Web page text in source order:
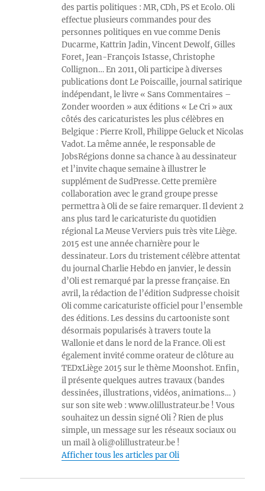
des partis politiques : MR, CDh, PS et Ecolo. Oli
effectue plusieurs commandes pour des
personnes politiques en vue comme Denis
Ducarme, Kattrin Jadin, Vincent Dewolf, Gilles
Foret, Jean-François Istasse, Christophe
Collignon… En 2011, Oli participe à diverses
publications dont Le Poiscaille, journal satirique
indépendant, le livre « Sans Commentaires –
Zonder woorden » aux éditions « Le Cri » aux
côtés des caricaturistes les plus célèbres en
Belgique : Pierre Kroll, Philippe Geluck et Nicolas
Vadot. La même année, le responsable de
JobsRégions donne sa chance à au dessinateur
et l’invite chaque semaine à illustrer le
supplément de SudPresse. Cette première
collaboration avec le grand groupe presse
permettra à Oli de se faire remarquer. Il devient 2
ans plus tard le caricaturiste du quotidien
régional La Meuse Verviers puis très vite Liège.
2015 est une année charnière pour le
dessinateur. Lors du tristement célèbre attentat
du journal Charlie Hebdo en janvier, le dessin
d’Oli est remarqué par la presse française. En
avril, la rédaction de l’édition Sudpresse choisit
Oli comme caricaturiste officiel pour l’ensemble
des éditions. Les dessins du cartooniste sont
désormais popularisés à travers toute la
Wallonie et dans le nord de la France. Oli est
également invité comme orateur de clôture au
TEDxLiège 2015 sur le thème Moonshot. Enfin,
il présente quelques autres travaux (bandes
dessinées, illustrations, vidéos, animations… )
sur son site web : www.olillustrateur.be ! Vous
souhaitez un dessin signé Oli ? Rien de plus
simple, un message sur les réseaux sociaux ou
un mail à oli@olillustrateur.be !
Afficher tous les articles par Oli